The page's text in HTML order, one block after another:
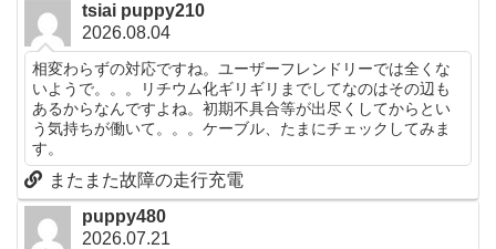
tsiai puppy210
2026.08.04
相変わらずの対応ですね。ユーザーフレンドリーでは全くな
いようで。。。リチウム化ギリギリまでしてなのはその辺も
あるからなんですよね。初期不具合等が出尽くしてからとい
う気持ちが働いて。。。ケーブル、たまにチェックしてみま
す。
またまた故障の走行充電
puppy480
2026.07.21